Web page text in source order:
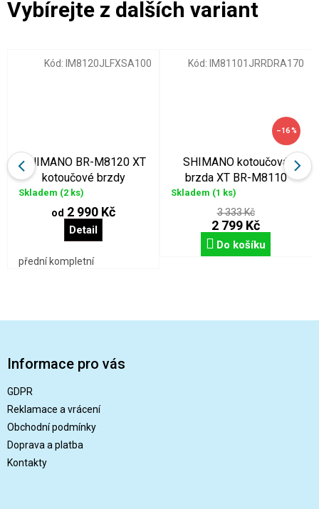
SHIMANO BR-M8120 XT
kotoučové brzdy
kompletní 4 pístkové
Skladem (2 ks)
od 2 990 Kč
Detail
přední kompletní
Kód: IM8120JLFXSA100
–16 %
SHIMANO kotoučová
brzda XT BR-M8110
zadní kompletní
Skladem (1 ks)
3 333 Kč
2 799 Kč
Do košíku
Kód: IM81101JRRDRA170
Informace pro vás
GDPR
Reklamace a vrácení
Obchodní podmínky
Doprava a platba
Kontakty